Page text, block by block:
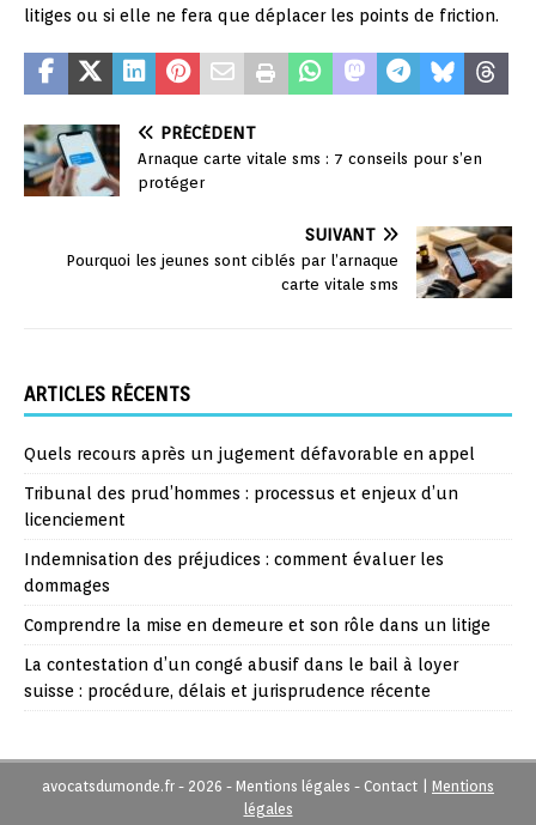
litiges ou si elle ne fera que déplacer les points de friction.
PRÉCÉDENT
Arnaque carte vitale sms : 7 conseils pour s’en
protéger
SUIVANT
Pourquoi les jeunes sont ciblés par l’arnaque
carte vitale sms
ARTICLES RÉCENTS
Quels recours après un jugement défavorable en appel
Tribunal des prud’hommes : processus et enjeux d’un
licenciement
Indemnisation des préjudices : comment évaluer les
dommages
Comprendre la mise en demeure et son rôle dans un litige
La contestation d’un congé abusif dans le bail à loyer
suisse : procédure, délais et jurisprudence récente
avocatsdumonde.fr - 2026 - Mentions légales - Contact | Mentions
légales